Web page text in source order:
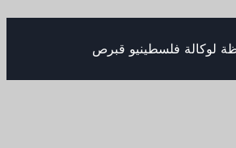
لوكالة فلسطينيو قبرص